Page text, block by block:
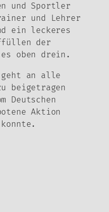
und Sportler
und Lehrer
ein leckeres
der
oben drein.
an alle
beigetragen
Deutschen
Aktion